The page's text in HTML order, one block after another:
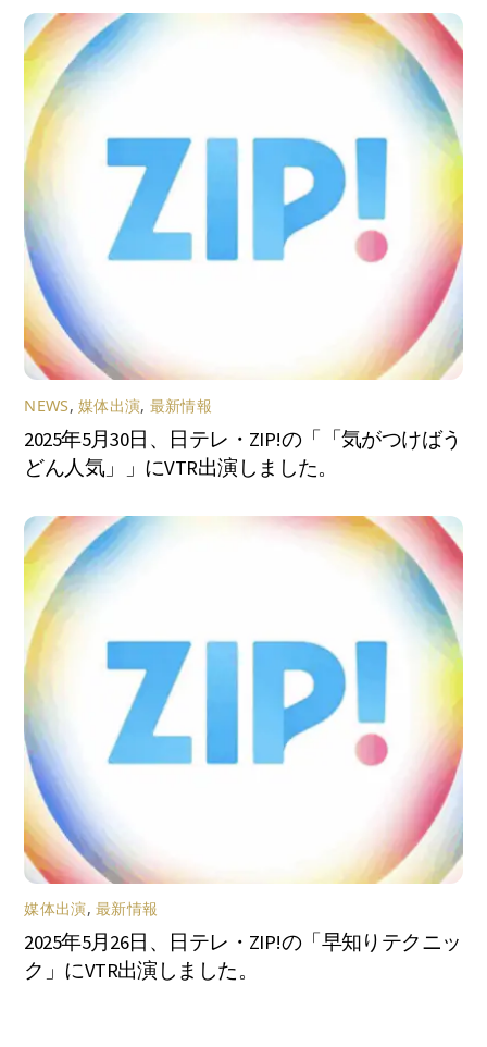
NEWS,媒体出演, 最新情報
2025年5月30日、日テレ・ZIP!の「「気がつけばう
どん人気」」にVTR出演しました。
媒体出演,最新情報
2025年5月26日、日テレ・ZIP!の「早知りテクニッ
ク」にVTR出演しました。